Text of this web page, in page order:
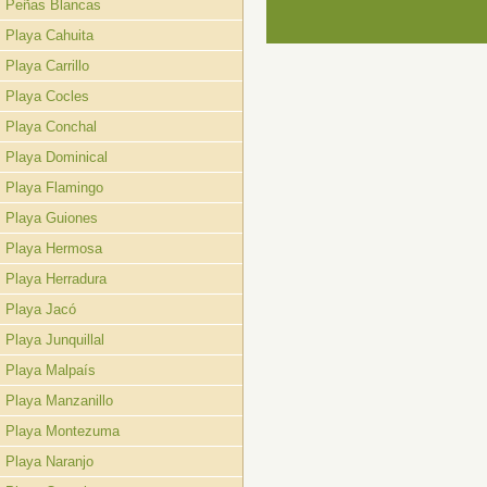
Peñas Blancas
Playa Cahuita
Playa Carrillo
Playa Cocles
Playa Conchal
Playa Dominical
Playa Flamingo
Playa Guiones
Playa Hermosa
Playa Herradura
Playa Jacó
Playa Junquillal
Playa Malpaís
Playa Manzanillo
Playa Montezuma
Playa Naranjo